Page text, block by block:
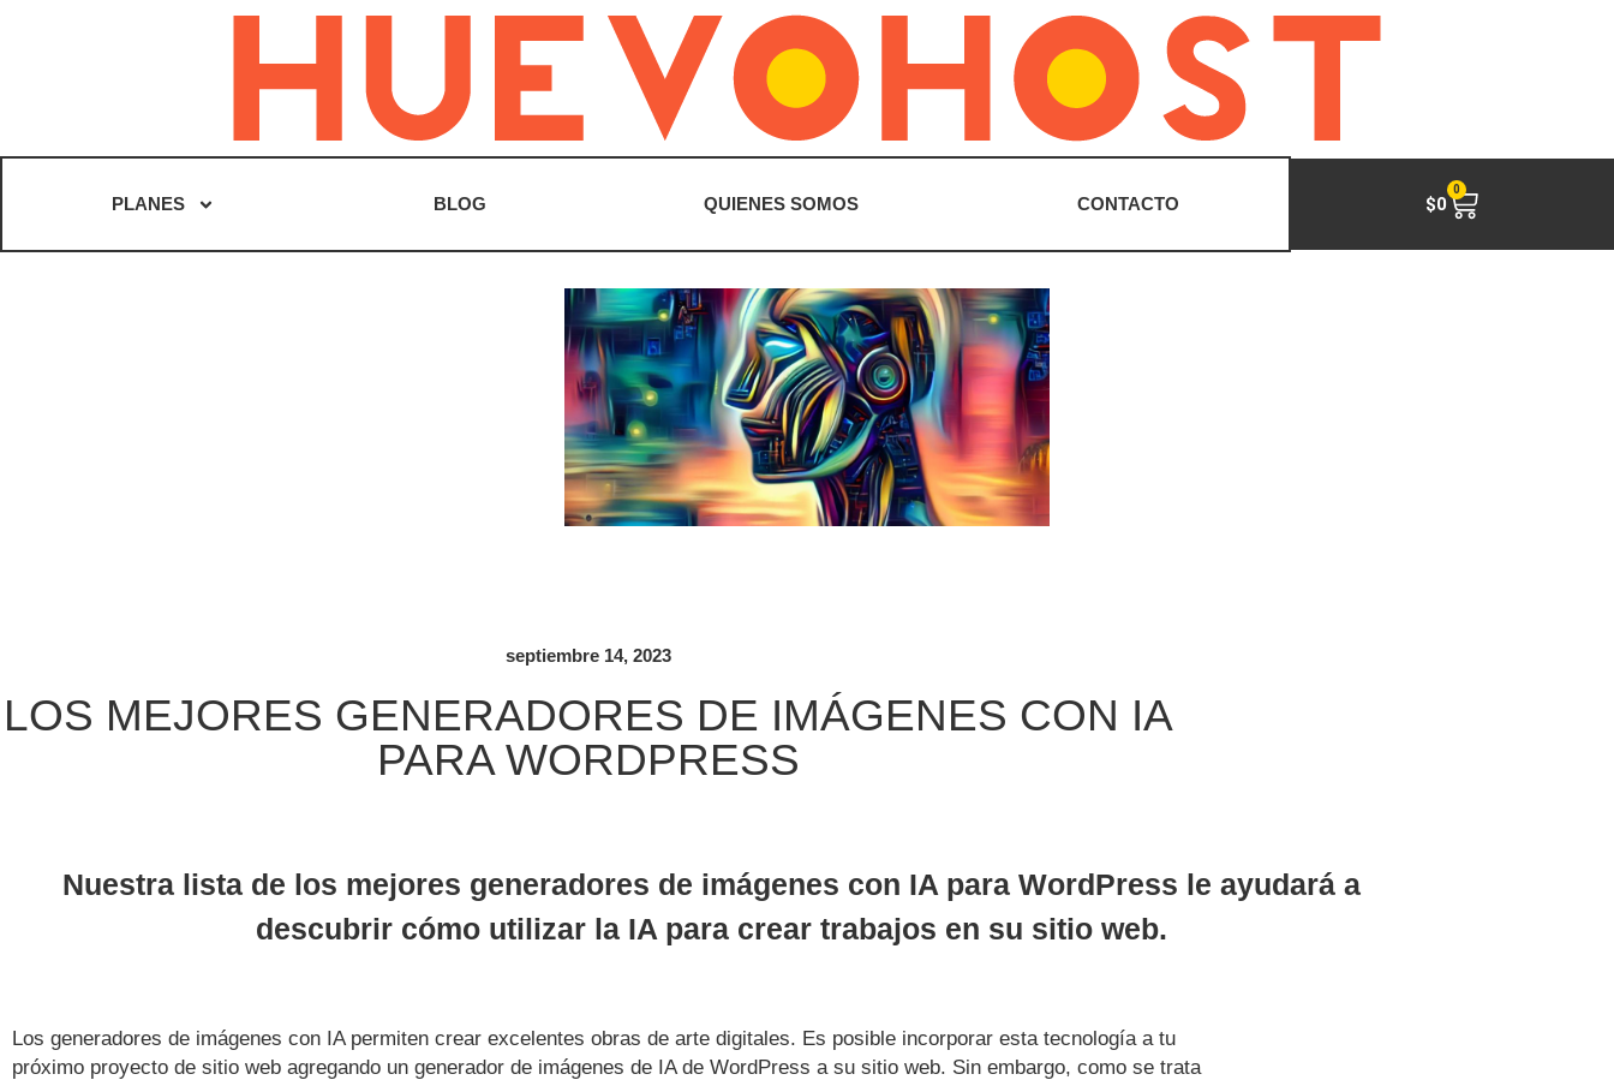
PLANES BLOG QUIENES SOMOS CONTACTO $0
0
septiembre 14, 2023
LOS MEJORES GENERADORES DE IMÁGENES CON IA
PARA WORDPRESS
Nuestra lista de los mejores generadores de imágenes con IA para WordPress le ayudará a
descubrir cómo utilizar la IA para crear trabajos en su sitio web.
Los generadores de imágenes con IA permiten crear excelentes obras de arte digitales. Es posible incorporar esta tecnología a tu
próximo proyecto de sitio web agregando un generador de imágenes de IA de WordPress a su sitio web. Sin embargo, como se trata